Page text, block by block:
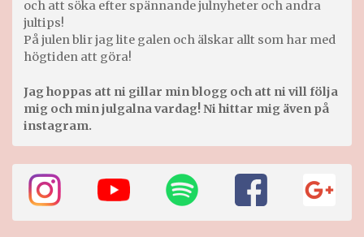
och att söka efter spännande julnyheter och andra
jultips!
På julen blir jag lite galen och älskar allt som har med
högtiden att göra!
Jag hoppas att ni gillar min blogg och att ni vill följa
mig och min julgalna vardag! Ni hittar mig även på
instagram.